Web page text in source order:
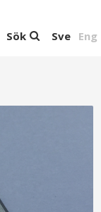
Sve Eng
Sök